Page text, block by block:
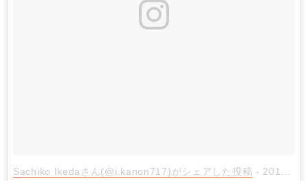
Sachiko Ikedaさん(@i.kanon717)がシェアした投稿 - 2018年 7月月28日午前9時35分PDT